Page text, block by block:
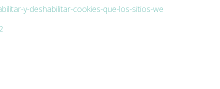
y-deshabilitar-cookies-que-los-sitios-we